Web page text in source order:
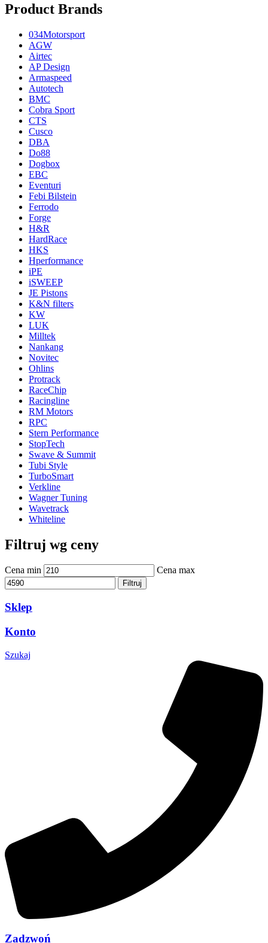
Product Brands
034Motorsport
AGW
Airtec
AP Design
Armaspeed
Autotech
BMC
Cobra Sport
CTS
Cusco
DBA
Do88
Dogbox
EBC
Eventuri
Febi Bilstein
Ferrodo
Forge
H&R
HardRace
HKS
Hperformance
iPE
iSWEEP
JE Pistons
K&N filters
KW
LUK
Milltek
Nankang
Novitec
Ohlins
Protrack
RaceChip
Racingline
RM Motors
RPC
Stern Performance
StopTech
Swave & Summit
Tubi Style
TurboSmart
Verkline
Wagner Tuning
Wavetrack
Whiteline
Filtruj wg ceny
Cena min Cena max
Filtruj
Sklep
Konto
Szukaj
Zadzwoń